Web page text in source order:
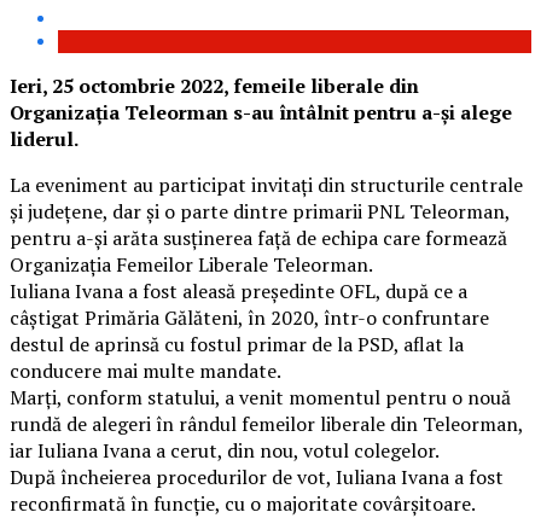
Ieri, 25 octombrie 2022, femeile liberale din
Organizația Teleorman s-au întâlnit pentru a-și alege
liderul.
La eveniment au participat invitați din structurile centrale
și județene, dar și o parte dintre primarii PNL Teleorman,
pentru a-și arăta susținerea față de echipa care formează
Organizația Femeilor Liberale Teleorman.
Iuliana Ivana a fost aleasă președinte OFL, după ce a
câștigat Primăria Gălăteni, în 2020, într-o confruntare
destul de aprinsă cu fostul primar de la PSD, aflat la
conducere mai multe mandate.
Marți, conform statului, a venit momentul pentru o nouă
rundă de alegeri în rândul femeilor liberale din Teleorman,
iar Iuliana Ivana a cerut, din nou, votul colegelor.
După încheierea procedurilor de vot, Iuliana Ivana a fost
reconfirmată în funcție, cu o majoritate covârșitoare.